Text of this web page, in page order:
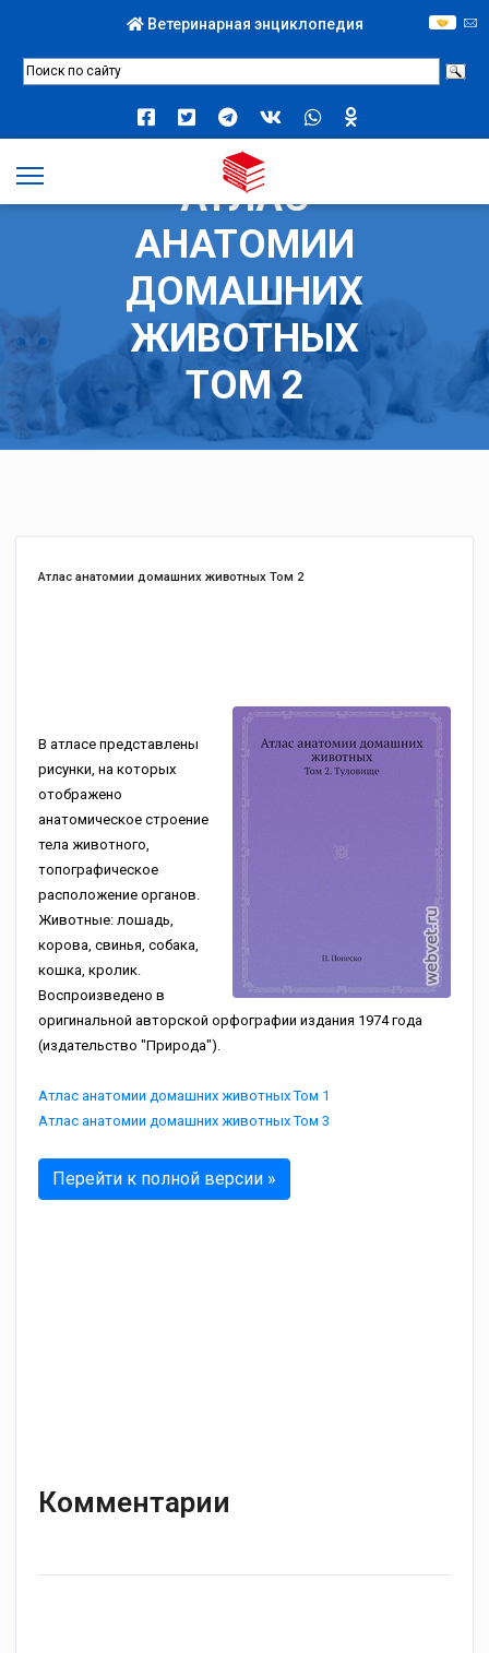
Ветеринарная энциклопедия
АТЛАС
АНАТОМИИ
ДОМАШНИХ
ЖИВОТНЫХ
ТОМ 2
Атлас анатомии домашних животных Том 2
В атласе представлены
рисунки, на которых
отображено
анатомическое строение
тела животного,
топографическое
расположение органов.
Животные: лошадь,
корова, свинья, собака,
кошка, кролик.
Воспроизведено в
оригинальной авторской орфографии издания 1974 года
(издательство "Природа").
Атлас анатомии домашних животных Том 1
Атлас анатомии домашних животных Том 3
Перейти к полной версии »
Комментарии